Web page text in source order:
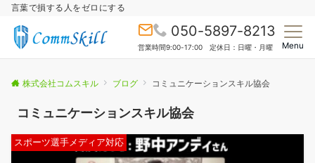
言葉で損する人をゼロにする
050-5897-8213
営業時間9:00-17:00 定休日：日曜・月曜 Menu
株式会社コムスキル ブログ コミュニケーションスキル協会
コミュニケーションスキル協会
スポーツ選手メディア対応